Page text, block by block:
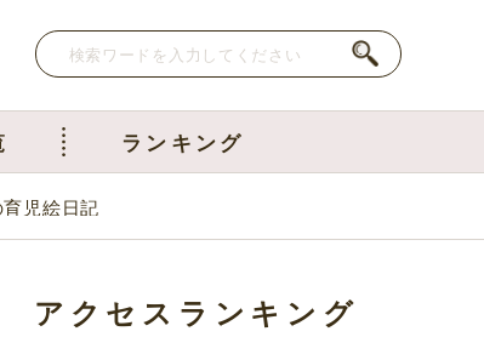
ランキング
児絵日記
アクセスランキング